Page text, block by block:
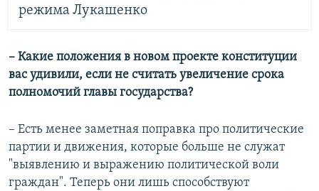
режима Лукашенко
– Какие положения в новом проекте конституции
вас удивили, если не считать увеличение срока
полномочий главы государства?
– Есть менее заметная поправка про политические
партии и движения, которые больше не служат
"выявлению и выражению политической воли
граждан". Теперь они лишь способствуют